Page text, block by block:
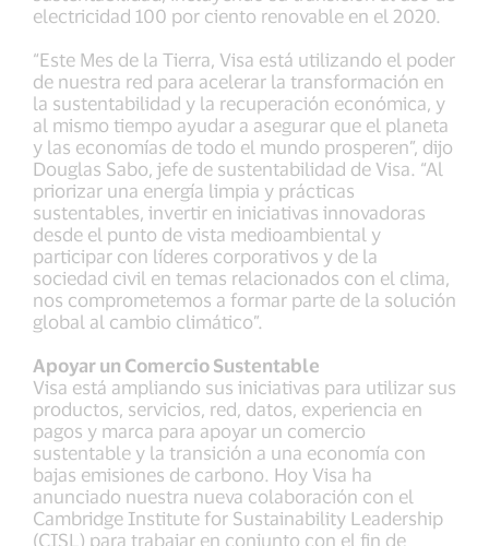
electricidad 100 por ciento renovable en el 2020.
“Este Mes de la Tierra, Visa está utilizando el poder
de nuestra red para acelerar la transformación en
la sustentabilidad y la recuperación económica, y
al mismo tiempo ayudar a asegurar que el planeta
y las economías de todo el mundo prosperen”, dijo
Douglas Sabo, jefe de sustentabilidad de Visa. “Al
priorizar una energía limpia y prácticas
sustentables, invertir en iniciativas innovadoras
desde el punto de vista medioambiental y
participar con líderes corporativos y de la
sociedad civil en temas relacionados con el clima,
nos comprometemos a formar parte de la solución
global al cambio climático”.
Apoyar un Comercio Sustentable
Visa está ampliando sus iniciativas para utilizar sus
productos, servicios, red, datos, experiencia en
pagos y marca para apoyar un comercio
sustentable y la transición a una economía con
bajas emisiones de carbono. Hoy Visa ha
anunciado nuestra nueva colaboración con el
Cambridge Institute for Sustainability Leadership
(CISL) para trabajar en conjunto con el fin de